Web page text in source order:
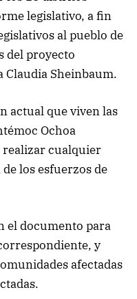
legislativo, a fin
al pueblo de
del proyecto
Claudia Sheinbaum.
actual que viven las
Ochoa
realizar cualquier
los esfuerzos de
el documento para
y
afectadas